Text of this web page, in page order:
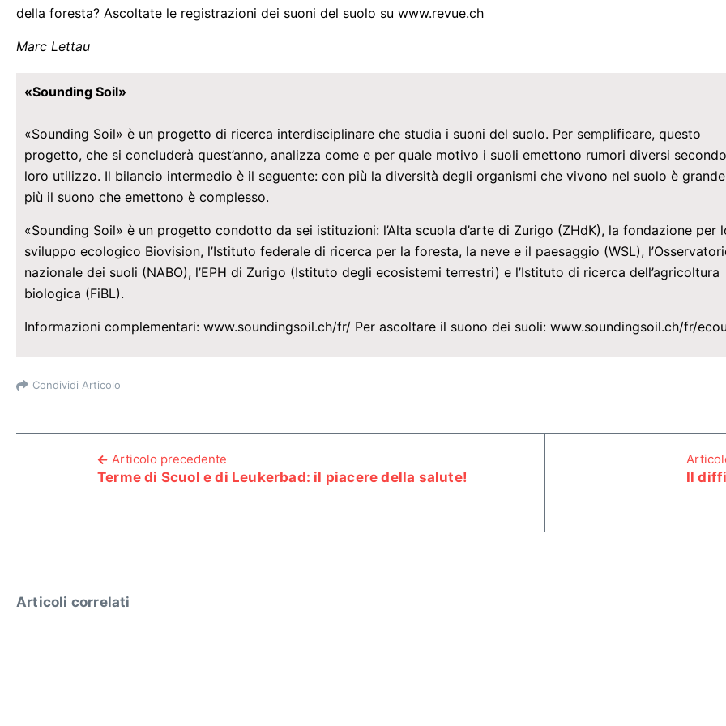
della foresta? Ascoltate le registrazioni dei suoni del suolo su www.revue.ch
Marc Lettau
«Sounding Soil»
«Sounding Soil» è un progetto di ricerca interdisciplinare che studia i suoni del suolo. Per semplificare, questo
progetto, che si concluderà quest’anno, analizza come e per quale motivo i suoli emettono rumori diversi
loro utilizzo. Il bilancio intermedio è il seguente: con più la diversità degli organismi che vivono nel suolo è
più il suono che emettono è complesso.
«Sounding Soil» è un progetto condotto da sei istituzioni: l’Alta scuola d’arte di Zurigo (ZHdK), la fondazione per
sviluppo ecologico Biovision, l’Istituto federale di ricerca per la foresta, la neve e il paesaggio (WSL),
nazionale dei suoli (NABO), l’EPH di Zurigo (Istituto degli ecosistemi terrestri) e l’Istituto di ricerca dell’agricoltura
biologica (FiBL).
Informazioni complementari: www.soundingsoil.ch/fr/ Per ascoltare il suono dei suoli: www.soundingsoil.ch/fr/
Condividi Articolo
Articolo precedente
Terme di Scuol e di Leukerbad: il piacere della salute! Il
Articoli correlati